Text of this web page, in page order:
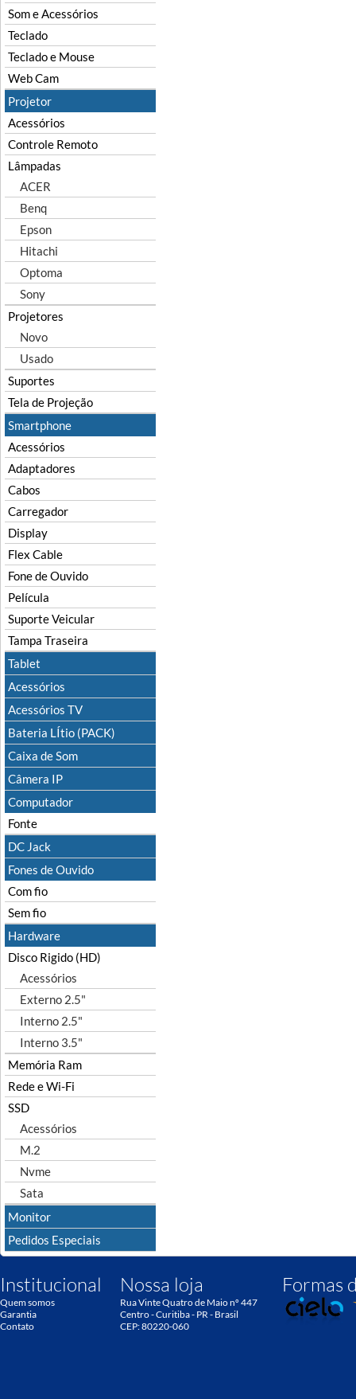
Som e Acessórios
Teclado
Teclado e Mouse
Web Cam
Projetor
Acessórios
Controle Remoto
Lâmpadas
ACER
Benq
Epson
Hitachi
Optoma
Sony
Projetores
Novo
Usado
Suportes
Tela de Projeção
Smartphone
Acessórios
Adaptadores
Cabos
Carregador
Display
Flex Cable
Fone de Ouvido
Película
Suporte Veicular
Tampa Traseira
Tablet
Acessórios
Acessórios TV
Bateria LÍtio (PACK)
Caixa de Som
Câmera IP
Computador
Fonte
DC Jack
Fones de Ouvido
Com fio
Sem fio
Hardware
Disco Rigido (HD)
Acessórios
Externo 2.5"
Interno 2.5"
Interno 3.5"
Memória Ram
Rede e Wi-Fi
SSD
Acessórios
M.2
Nvme
Sata
Monitor
Pedidos Especiais
Institucional
Quem somos
Garantia
Contato
Nossa loja
Rua Vinte Quatro de Maio nº 447
Centro - Curitiba - PR - Brasil
CEP: 80220-060
Formas